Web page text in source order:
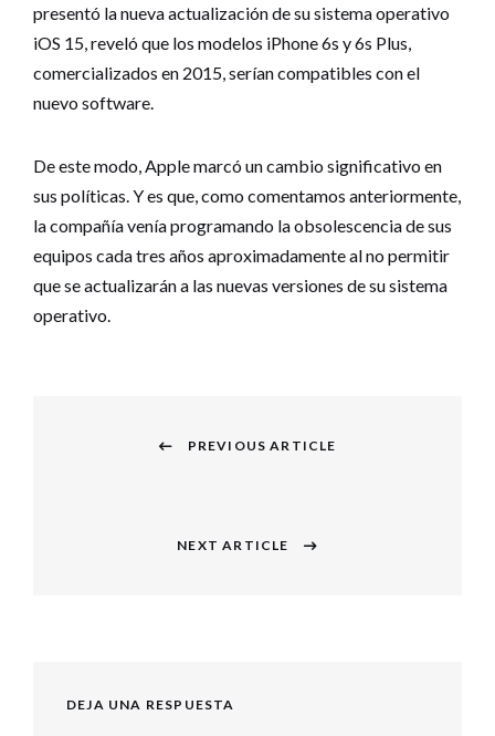
presentó la nueva actualización de su sistema operativo
iOS 15, reveló que los modelos iPhone 6s y 6s Plus,
comercializados en 2015, serían compatibles con el
nuevo software.
De este modo, Apple marcó un cambio significativo en
sus políticas. Y es que, como comentamos anteriormente,
la compañía venía programando la obsolescencia de sus
equipos cada tres años aproximadamente al no permitir
que se actualizarán a las nuevas versiones de su sistema
operativo.
PREVIOUS ARTICLE
NEXT ARTICLE
DEJA UNA RESPUESTA